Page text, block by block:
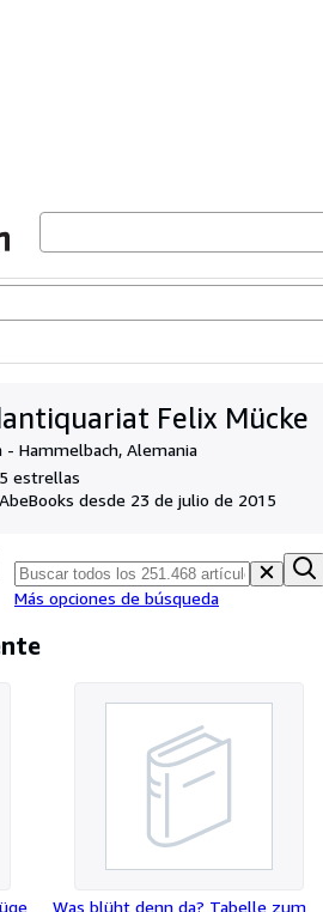
Felix Mücke
- Hammelbach, Alemania
estrellas
desde 23 de julio de 2015
Más opciones de búsqueda
Was blüht denn da? Tabelle zum